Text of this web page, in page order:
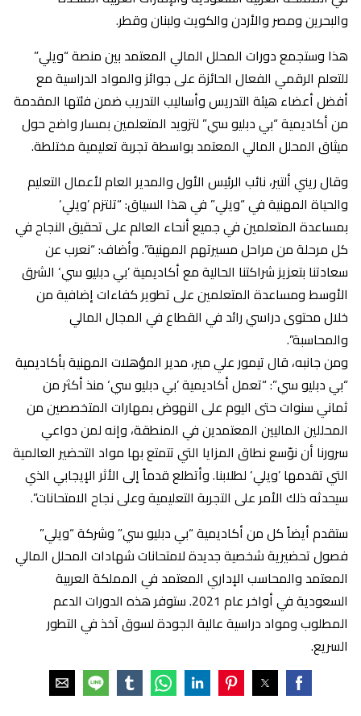
والبحرين ومصر والأردن والكويت ولبنان وقطر.
هذا وستجمع دورات المحلل المالي المعتمد بين منصة “ويلي”
للتعلم الرقمي الفعال الحائزة على جوائز والمواد الدراسية مع
أفضل أعضاء هيئة التدريس وأساليب التدريب ضمن فئتها المقدمة
من أكاديمية “بي دبليو سي” لتزويد المتعلمين بمسار واضح حول
ميثاق المحلل المالي المعتمد بواسطة تجربة تعليمية مختلطة.
وقال ريني ألتير، نائب الرئيس الأول والمدير العام لأعمال التعليم
والحياة المهنية في “ويلي” في هذا السياق: “تلتزم ’ويلي‘
بمساعدة المتعلمين في جميع أنحاء العالم على تحقيق النجاح في
كل مرحلة من مراحل مسيرتهم المهنية”. وأضاف: “نعرب عن
سعادتنا بتعزيز شراكتنا الحالية مع أكاديمية ’بي دبليو سي‘ الشرق
الأوسط ومساعدة المتعلمين على تطوير كفاءات إضافية من
خلال محتوى دراسي رائد في القطاع في المجال المالي
والمحاسبة”.
ومن جانبه، قال تيمور علي مير، مدير المؤهلات المهنية بأكاديمية
“بي دبليو سي”: “تعمل أكاديمية ’بي دبليو سي‘ منذ أكثر من
ثماني سنوات حتى اليوم على النهوض بمهارات المتخصصين من
المحللين الماليين المعتمدين في المنطقة، وإنه لمن دواعي
سرورنا أن نوّسع نطاق المزايا التي تتمتع بها مواد التحضير العالمية
التي تقدمها ’ويلي‘ لطلابنا. وأتطلع قدماً إلى الأثر الإيجابي الذي
سيحدثه ذلك الأمر على التجربة التعليمية وعلى نجاح الامتحانات”.
ستقدم أيضاً كل من أكاديمية “بي دبليو سي” وشركة “ويلي”
فصول تحضيرية شخصية جديدة لامتحانات شهادات المحلل المالي
المعتمد والمحاسب الإداري المعتمد في المملكة العربية
السعودية في أواخر عام 2021. ستوفر هذه الدورات الدعم
المطلوب ومواد دراسية عالية الجودة لسوق آخذ في التطور
السريع.